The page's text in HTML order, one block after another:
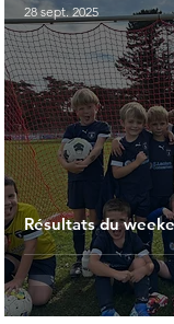
Résultats du
28 sept. 2025